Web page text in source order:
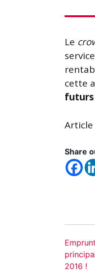
Le
cette
futurs
Article
Share
2016 !